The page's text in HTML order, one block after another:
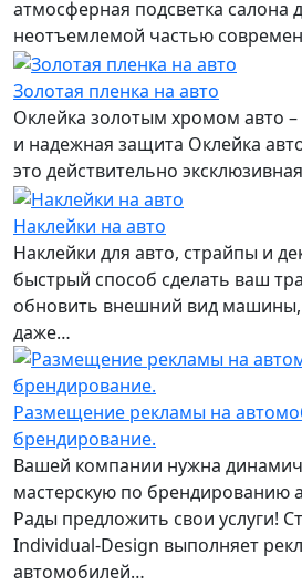
атмосферная подсветка салона
неотъемлемой частью
Золотая пленка на авто
Оклейка золотым хромом авто
и надежная защита Оклейка
это действительно
Наклейки на авто
Наклейки для авто, страйпы и
быстрый способ сделать ваш
обновить внешний вид
даже…
Размещение рекламы на
брендирование.
Вашей компании нужна
мастерскую по брендированию
Рады предложить свои услуги!
Individual-Design выполняет
автомобилей…